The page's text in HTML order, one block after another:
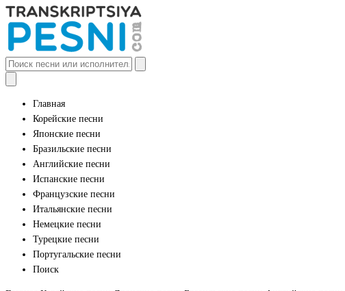
Главная
Корейские песни
Японские песни
Бразильские песни
Английские песни
Испанские песни
Французские песни
Итальянские песни
Немецкие песни
Турецкие песни
Португальские песни
Поиск